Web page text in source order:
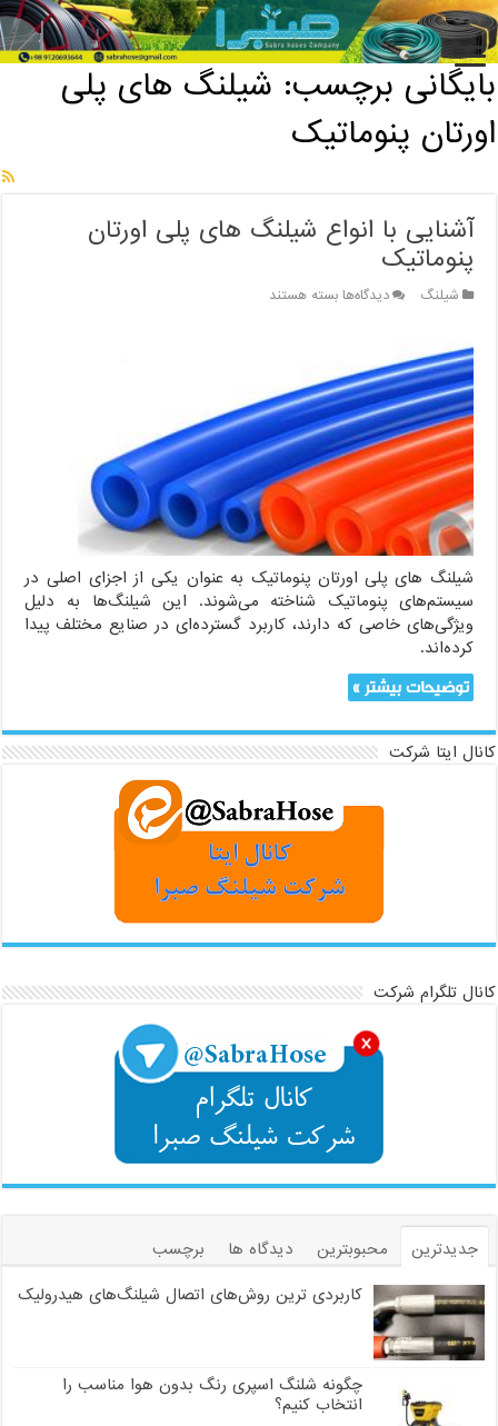
خانه / بایگانی برچسب: شیلنگ های پلی اورتان پنوماتیک
بایگانی برچسب: شیلنگ های پلی
اورتان پنوماتیک
آشنایی با انواع شیلنگ های پلی اورتان
پنوماتیک
شیلنگ دیدگاه‌هابرای
شیلنگ
های
پلی
اورتان
پنوماتیک
بسته هستند
شیلنگ های پلی اورتان پنوماتیک به عنوان یکی از اجزای اصلی در
سیستم‌های پنوماتیک شناخته می‌شوند. این شیلنگ‌ها به دلیل
ویژگی‌های خاصی که دارند، کاربرد گسترده‌ای در صنایع مختلف پیدا
کرده‌اند.
توضیحات بیشتر »
کانال ایتا شرکت
کانال تلگرام شرکت
جدیدترین محبوبترین دیدگاه ها
برچسب
کاربردی ترین روش‌های اتصال شیلنگ‌های هیدرولیک
چگونه شلنگ اسپری رنگ بدون هوا مناسب را
انتخاب کنیم؟